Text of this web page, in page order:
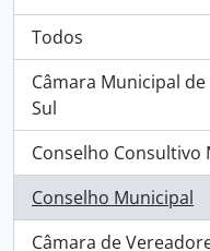
Todos
Câmara Municipal de
Sul
, 1 resultados
Conselho Consultivo
, 1 resultados
Conselho Municipal
, 1 resultados
Câmara de